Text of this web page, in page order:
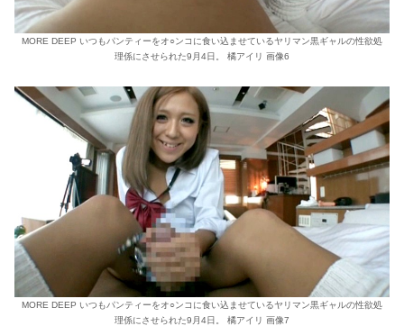
MORE DEEP いつもパンティーをオ○ンコに食い込ませているヤリマン黒ギャルの性欲処
理係にさせられた9月4日。 橘アイリ 画像6
MORE DEEP いつもパンティーをオ○ンコに食い込ませているヤリマン黒ギャルの性欲処
理係にさせられた9月4日。 橘アイリ 画像7